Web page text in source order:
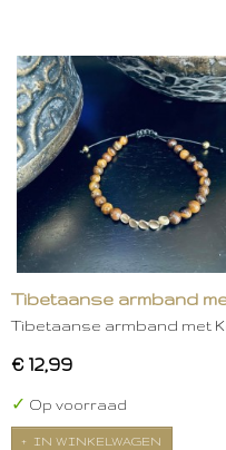
Tibetaanse armband
Tibetaanse armband met
€ 12,99
✓ Op voorraad
IN WINKELWAGEN